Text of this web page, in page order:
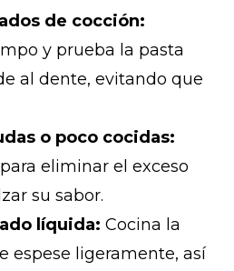
de cocción:
y prueba la pasta
al dente, evitando que
o poco cocidas:
eliminar el exceso
su sabor.
líquida: Cocina la
espese ligeramente, así